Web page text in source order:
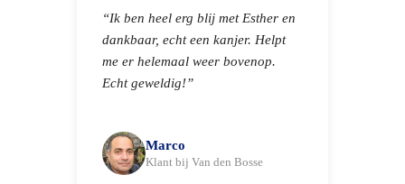
“Ik ben heel erg blij met Esther en
dankbaar, echt een kanjer. Helpt
me er helemaal weer bovenop.
Echt geweldig!”
Marco
Klant bij Van den Bosse